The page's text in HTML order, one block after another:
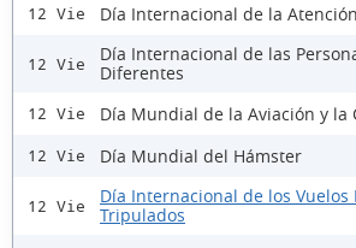
12 Vie Día Internacional de la
12 Vie
Día Internacional de las
Diferentes
12 Vie Día Mundial de la Aviación y la
12 Vie Día Mundial del Hámster
12 Vie
Día Internacional de los Vuelos
Tripulados